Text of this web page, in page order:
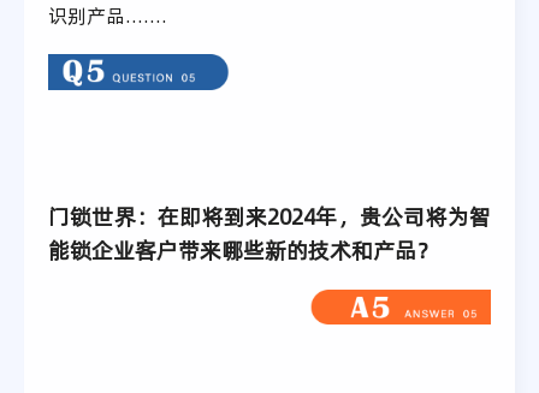
识别产品.......
门锁世界：在即将到来2024年，贵公司将为智
能锁企业客户带来哪些新的技术和产品？